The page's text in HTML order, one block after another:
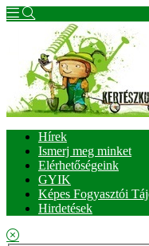
Hírek
Ismerj meg minket
Elérhetőségeink
GYIK
Képes Fogyasztói
Hirdetések